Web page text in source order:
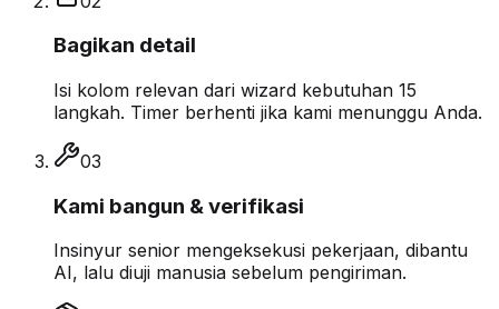
Bagikan detail
Isi kolom relevan dari wizard kebutuhan 15
langkah. Timer berhenti jika kami menunggu Anda.
03
Kami bangun & verifikasi
Insinyur senior mengeksekusi pekerjaan, dibantu
AI, lalu diuji manusia sebelum pengiriman.